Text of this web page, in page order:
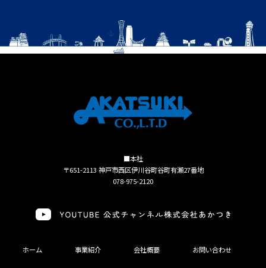
■本社
〒651-2113 神戸市西区伊川谷町谷町有瀬27番地
078-975-2120
ホーム 事業紹介 会社概要 お問い合わせ